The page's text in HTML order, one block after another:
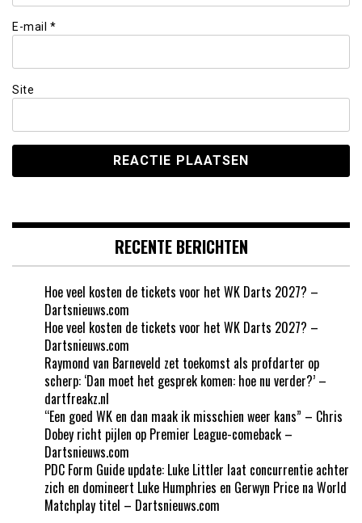
E-mail *
Site
RECENTE BERICHTEN
Hoe veel kosten de tickets voor het WK Darts 2027? –
Dartsnieuws.com
Hoe veel kosten de tickets voor het WK Darts 2027? –
Dartsnieuws.com
Raymond van Barneveld zet toekomst als profdarter op
scherp: ‘Dan moet het gesprek komen: hoe nu verder?’ –
dartfreakz.nl
“Een goed WK en dan maak ik misschien weer kans” – Chris
Dobey richt pijlen op Premier League-comeback –
Dartsnieuws.com
PDC Form Guide update: Luke Littler laat concurrentie achter
zich en domineert Luke Humphries en Gerwyn Price na World
Matchplay titel – Dartsnieuws.com